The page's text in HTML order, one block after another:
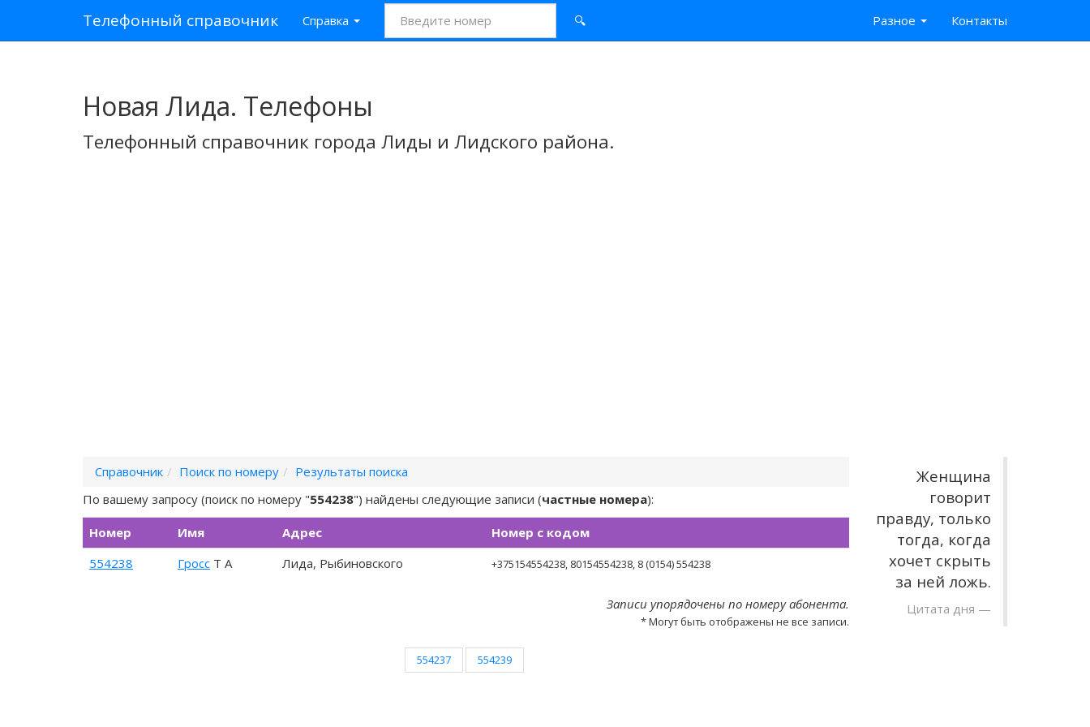
Телефонный справочник Справка 🔍 Разное Контакты
Новая Лида. Телефоны
Телефонный справочник города Лиды и Лидского района.
Справочник Поиск по номеру
Результаты поиска
По вашему запросу (поиск по номеру "554238") найдены следующие записи (частные номера):
Номер Имя Адрес
Номер с кодом
554238
Гросс Т А Лида, Рыбиновского +375154554238 , 80154554238, 8 (0154) 554238
Записи упорядочены по номеру абонента.
* Могут быть отображены не все записи.
554237 554239
Женщина
говорит
правду, только
тогда, когда
хочет скрыть
за ней ложь.
Цитата дня